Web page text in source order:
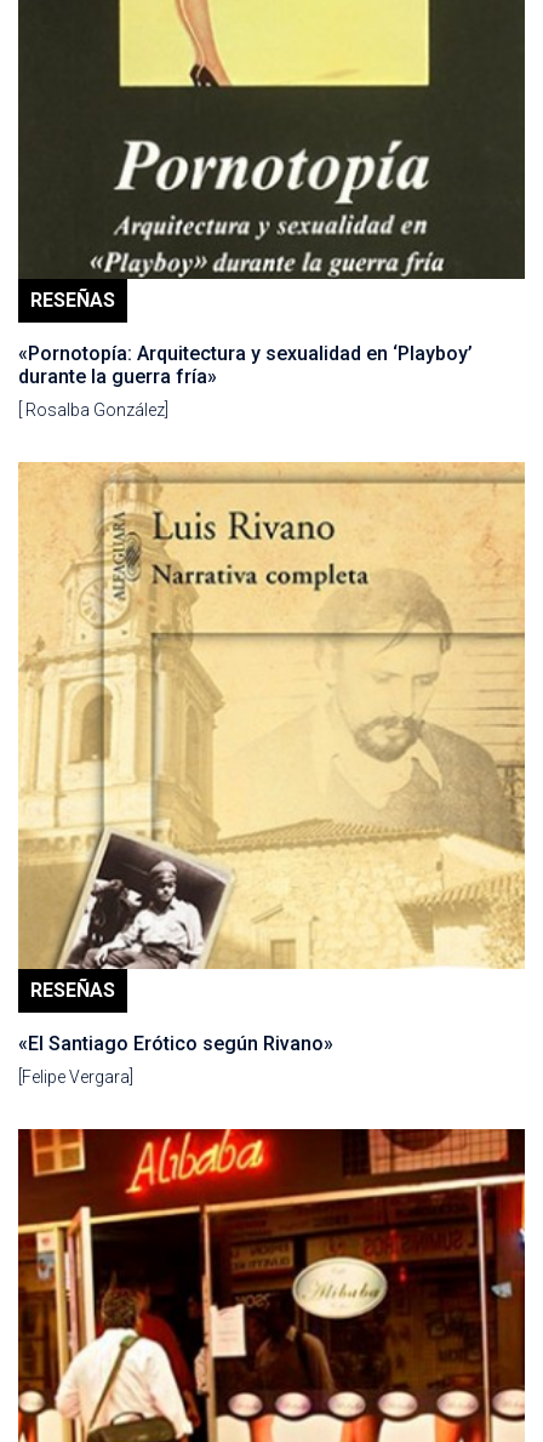
RESEÑAS
«Pornotopía: Arquitectura y sexualidad en ‘Playboy’
durante la guerra fría»
[ Rosalba González]
RESEÑAS
«El Santiago Erótico según Rivano»
[Felipe Vergara]